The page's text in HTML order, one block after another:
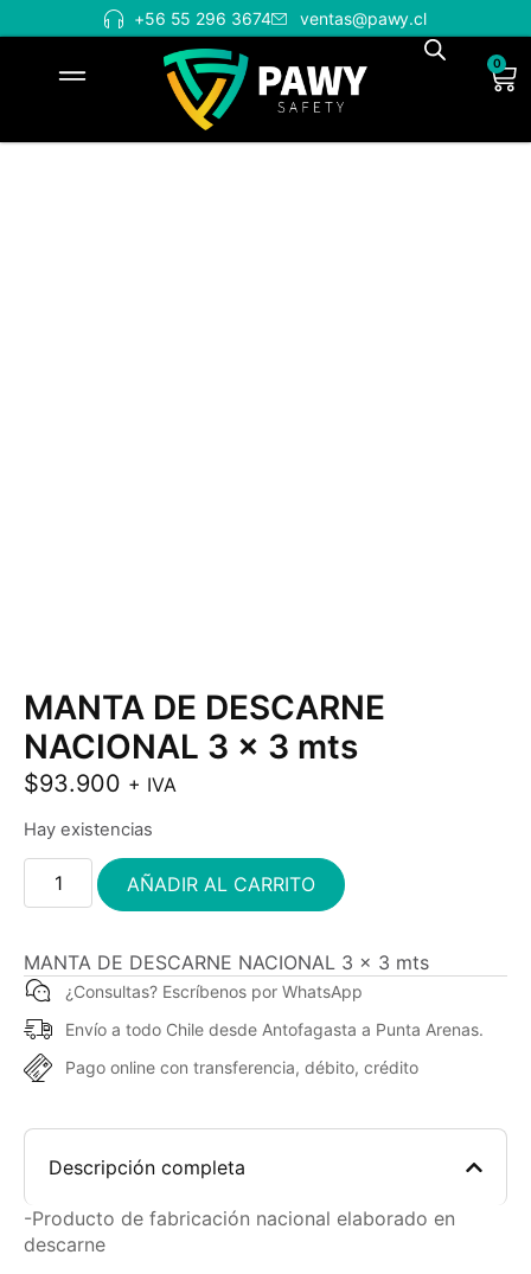
+56 55 296 3674 ventas@pawy.cl
0
MANTA DE DESCARNE
NACIONAL 3 x 3 mts
$93.900 + IVA
Hay existencias
AÑADIR AL CARRITO
MANTA DE DESCARNE NACIONAL 3 x 3 mts
¿Consultas? Escríbenos por WhatsApp
Envío a todo Chile desde Antofagasta a Punta Arenas.
Pago online con transferencia, débito, crédito
Descripción completa
-Producto de fabricación nacional elaborado en
descarne